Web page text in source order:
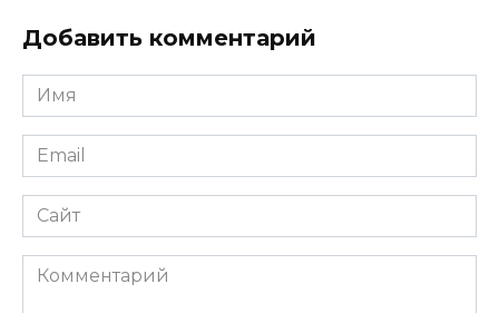
Добавить комментарий
Имя
Email
Сайт
Комментарий